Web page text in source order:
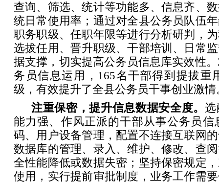
查询、筛选、统计等功能多、信息齐、
统日常使用率；通过对全县公务员队伍
职务职级、任职年限等进行分析研判，
选拔任用、晋升职级、干部培训、日常
据支撑，切实提高公务员信息库实效性
务员信息运用，165名干部得到提拔重
级，有效提升了全县公务员干事创业激情
注重保密，提升信息数据安全度。 选
能力强、作风正派的干部从事公务员信
码、用户设备管理，配置不连接互联网
数据库的管理、录入、维护、修改、查
全性能降低或数据失密；坚持保密规定
使用，实行提前审批制度，业务工作需